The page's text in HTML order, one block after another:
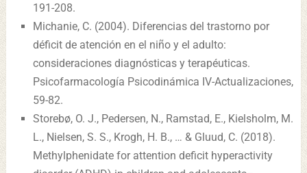
191-208.
Michanie, C. (2004). Diferencias del trastorno por
déficit de atención en el niño y el adulto:
consideraciones diagnósticas y terapéuticas.
Psicofarmacología Psicodinámica IV-Actualizaciones,
59-82.
Storebø, O. J., Pedersen, N., Ramstad, E., Kielsholm, M.
L., Nielsen, S. S., Krogh, H. B., … & Gluud, C. (2018).
Methylphenidate for attention deficit hyperactivity